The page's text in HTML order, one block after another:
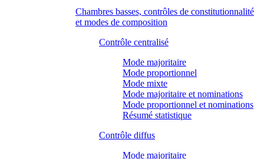
Chambres basses, contrôles de constitutionnalité
et modes de composition
Contrôle centralisé
Mode majoritaire
Mode proportionnel
Mode mixte
Mode majoritaire et nominations
Mode proportionnel et nominations
Résumé statistique
Contrôle diffus
Mode majoritaire